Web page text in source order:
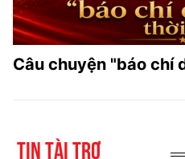
Câu chuyện "báo chí